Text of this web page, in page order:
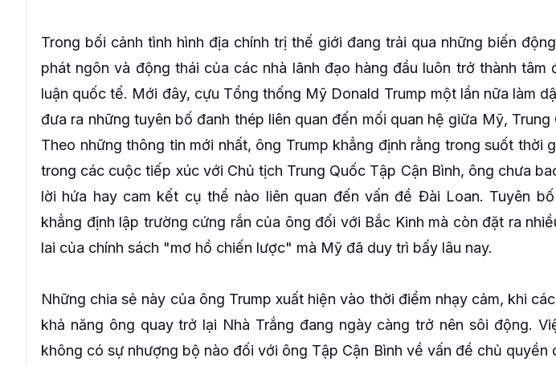
Trong bối cảnh tình hình địa chính trị thế giới đang trải qua những biến
phát ngôn và động thái của các nhà lãnh đạo hàng đầu luôn trở thành tâm
luận quốc tế. Mới đây, cựu Tổng thống Mỹ Donald Trump một lần nữa làm
đưa ra những tuyên bố đanh thép liên quan đến mối quan hệ giữa Mỹ,
Theo những thông tin mới nhất, ông Trump khẳng định rằng trong suốt thời
trong các cuộc tiếp xúc với Chủ tịch Trung Quốc Tập Cận Bình, ông chưa
lời hứa hay cam kết cụ thể nào liên quan đến vấn đề Đài Loan. Tuyên
khẳng định lập trường cứng rắn của ông đối với Bắc Kinh mà còn đặt ra
lai của chính sách "mơ hồ chiến lược" mà Mỹ đã duy trì bấy lâu nay.
Những chia sẻ này của ông Trump xuất hiện vào thời điểm nhạy cảm, khi
khả năng ông quay trở lại Nhà Trắng đang ngày càng trở nên sôi động.
không có sự nhượng bộ nào đối với ông Tập Cận Bình về vấn đề chủ quyền